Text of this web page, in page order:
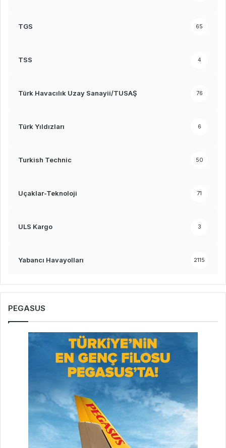
TGS 65
TSS 4
Türk Havacılık Uzay Sanayii/TUSAŞ 76
Türk Yıldızları 6
Turkish Technic 50
Uçaklar-Teknoloji 71
ULS Kargo 3
Yabancı Havayolları 2115
PEGASUS